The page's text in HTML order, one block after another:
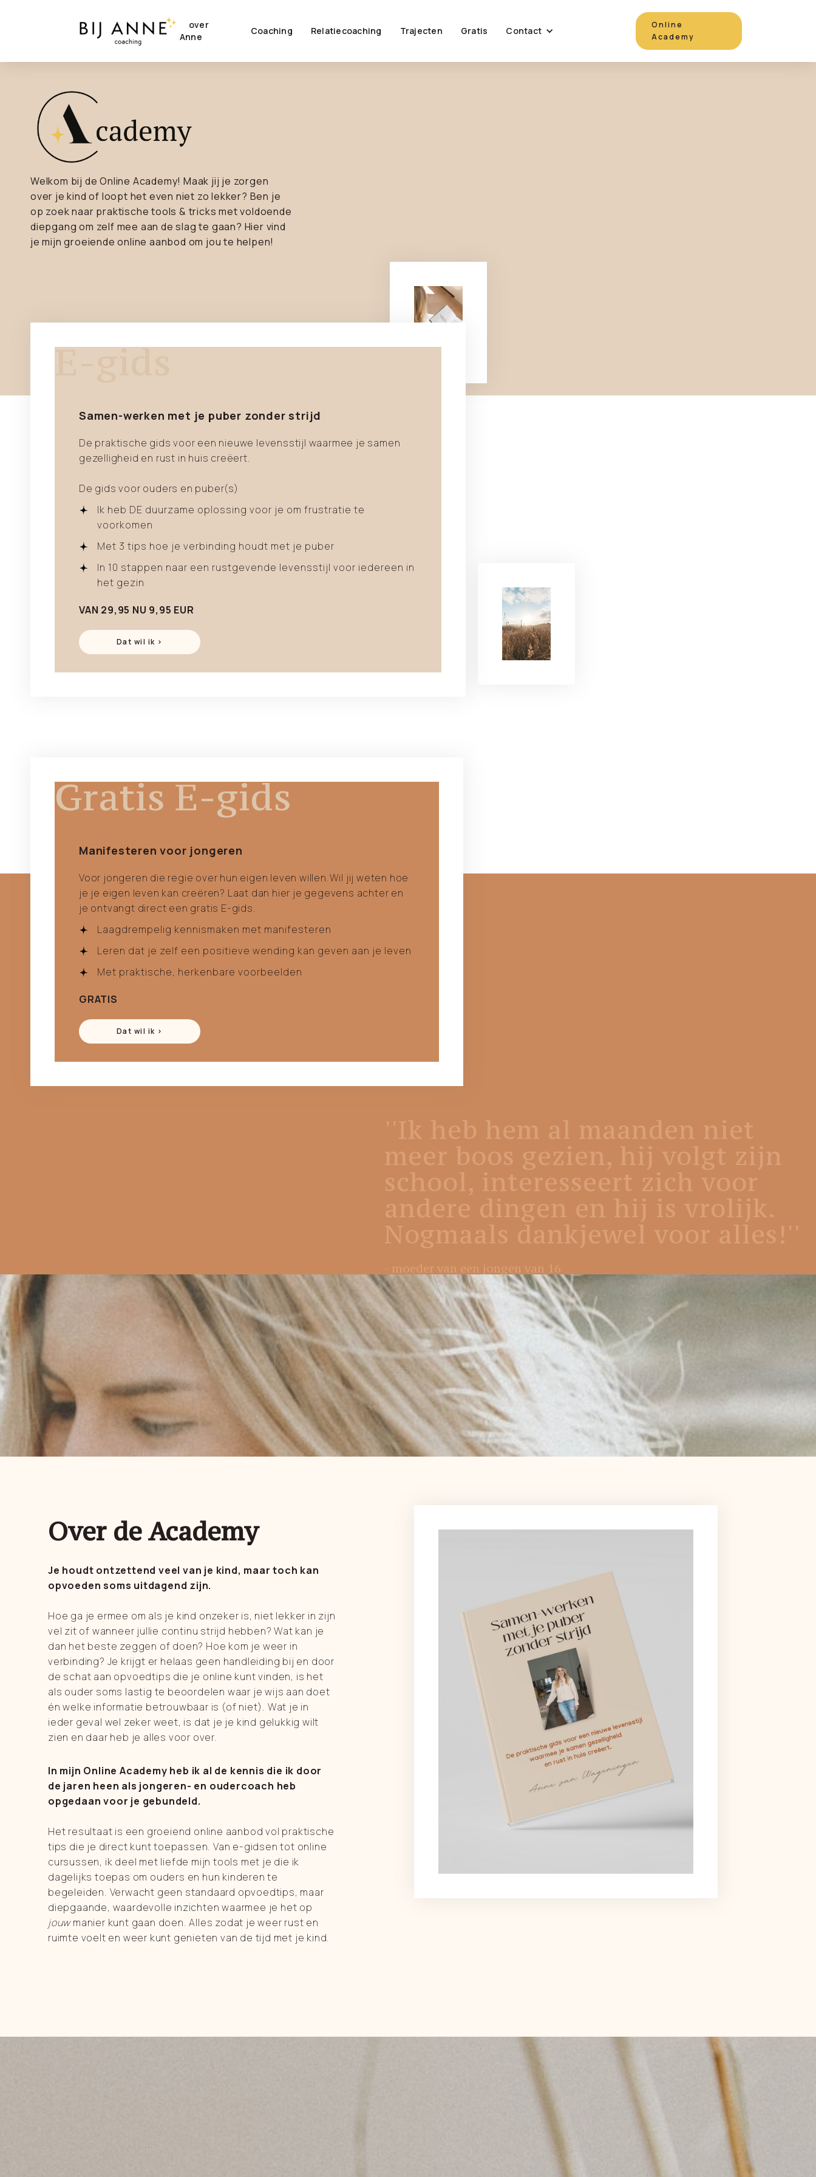
over
Anne
Coaching Relatiecoaching Trajecten Gratis Contact
Online
Academy
Welkom bij de Online Academy! Maak jij je zorgen
over je kind of loopt het even niet zo lekker? Ben je
op zoek naar praktische tools & tricks met voldoende
diepgang om zelf mee aan de slag te gaan? Hier vind
je mijn groeiende online aanbod om jou te helpen!
E-gids
Samen-werken met je puber zonder strijd
De praktische gids voor een nieuwe levensstijl waarmee je samen
gezelligheid en rust in huis creëert.
De gids voor ouders en puber(s)
Ik heb DE duurzame oplossing voor je om frustratie te
voorkomen
Met 3 tips hoe je verbinding houdt met je puber
In 10 stappen naar een rustgevende levensstijl voor iedereen in
het gezin
VAN 29,95 NU 9,95 EUR
Dat wil ik >
Gratis E-gids
Manifesteren voor jongeren
Voor jongeren die regie over hun eigen leven willen.Wil jij weten hoe
je je eigen leven kan creëren? Laat dan hier je gegevens achter en
je ontvangt direct een gratis E-gids.
Laagdrempelig kennismaken met manifesteren
Leren dat je zelf een positieve wending kan geven aan je leven
Met praktische, herkenbare voorbeelden
GRATIS
Dat wil ik >
''Ik heb hem al maanden niet
meer boos gezien, hij volgt zijn
school, interesseert zich voor
andere dingen en hij is vrolijk.
Nogmaals dankjewel voor alles!''
- moeder van een jongen van 16
Over de Academy
Je houdt ontzettend veel van je kind, maar toch kan
opvoeden soms uitdagend zijn.
Hoe ga je ermee om als je kind onzeker is, niet lekker in zijn
vel zit of wanneer jullie continu strijd hebben? Wat kan je
dan het beste zeggen of doen? Hoe kom je weer in
verbinding? Je krijgt er helaas geen handleiding bij en door
de schat aan opvoedtips die je online kunt vinden, is het
als ouder soms lastig te beoordelen waar je wijs aan doet
én welke informatie betrouwbaar is (of niet). Wat je in
ieder geval wel zeker weet, is dat je je kind gelukkig wilt
zien en daar heb je alles voor over.
In mijn Online Academy heb ik al de kennis die ik door
de jaren heen als jongeren- en oudercoach heb
opgedaan voor je gebundeld.
Het resultaat is een groeiend online aanbod vol praktische
tips die je direct kunt toepassen. Van e-gidsen tot online
cursussen, ik deel met liefde mijn tools met je die ik
dagelijks toepas om ouders en hun kinderen te
begeleiden. Verwacht geen standaard opvoedtips, maar
diepgaande, waardevolle inzichten waarmee je het op
jouwmanier kunt gaan doen. Alles zodat je weer rust en
ruimte voelt en weer kunt genieten van de tijd met je kind.